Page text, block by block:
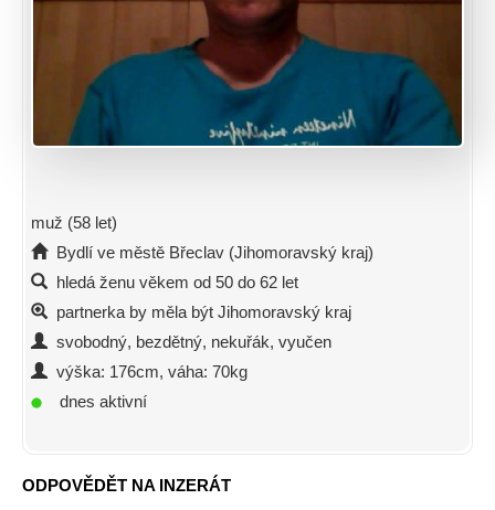
muž (58 let)
Bydlí ve městě Břeclav (Jihomoravský kraj)
hledá ženu věkem od 50 do 62 let
partnerka by měla být Jihomoravský kraj
svobodný, bezdětný, nekuřák, vyučen
výška: 176cm, váha: 70kg
dnes aktivní
ODPOVĚDĚT NA INZERÁT